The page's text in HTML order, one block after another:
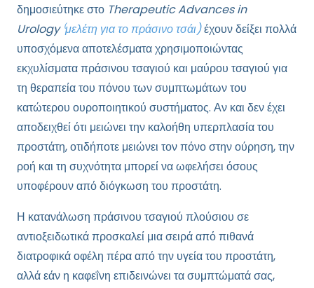
δημοσιεύτηκε στο Therapeutic Advances in
Urology ⁽μελέτη για το πράσινο τσάι)έχουν δείξει πολλά
υποσχόμενα αποτελέσματα χρησιμοποιώντας
εκχυλίσματα πράσινου τσαγιού και μαύρου τσαγιού για
τη θεραπεία του πόνου των συμπτωμάτων του
κατώτερου ουροποιητικού συστήματος. Αν και δεν έχει
αποδειχθεί ότι μειώνει την καλοήθη υπερπλασία του
προστάτη, οτιδήποτε μειώνει τον πόνο στην ούρηση, την
ροή και τη συχνότητα μπορεί να ωφελήσει όσους
υποφέρουν από διόγκωση του προστάτη.
Η κατανάλωση πράσινου τσαγιού πλούσιου σε
αντιοξειδωτικά προσκαλεί μια σειρά από πιθανά
διατροφικά οφέλη πέρα ​​από την υγεία του προστάτη,
αλλά εάν η καφεΐνη επιδεινώνει τα συμπτώματά σας,